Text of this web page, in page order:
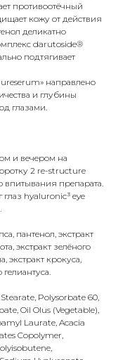
противоотёчный
кожу от действия
деликатно
darutoside®
подтягивает
направлено
и глубины
глазами.
и вечером на
2 re-structure
впитывания препарата.
hyaluronic³ eye
пантенол, экстракт
экстракт зелёного
экстракт крокуса,
Polysorbate 60,
Oil Olus (Vegetable),
Laurate, Acacia
Copolymer,